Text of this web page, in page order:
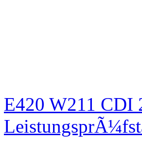
E420 W211 CDI